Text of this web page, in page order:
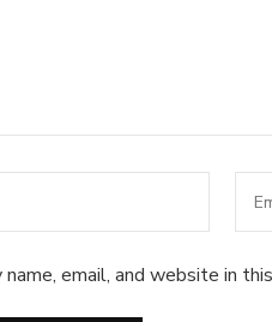
name, email, and website in